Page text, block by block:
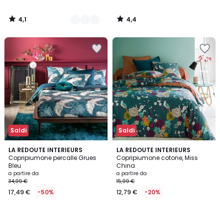
4,1
/
4,4
/
Saldi
LA REDOUTE INTERIEURS
Copripiumone percalle Grues
Bleu
a partire da
34,99 €
17,49 € -50%
4,5
/ 5
Saldi
LA REDOUTE INTERIEURS
Copripiumone cotone, Miss
China
a partire da
15,99 €
12,79 € -20%
4,3
/ 5